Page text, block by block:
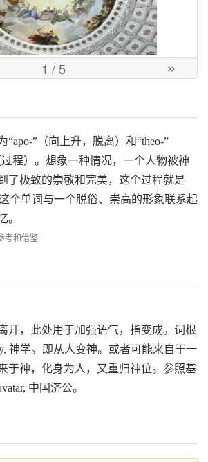
1 / 5 »
“apo-”（向上升，脱离）和“theo-”
过程）。想象一种情况，一个人物被神
了极致的崇敬和完美，这个过程就是
个单词与一个脱俗、崇高的形象联系起
。
考和借鉴
开，此处用于加强语气，指变成。词根
神学。即从人变神。或者可能来自于一
于神，化身为人，又重归神位。参照基
中国济公。